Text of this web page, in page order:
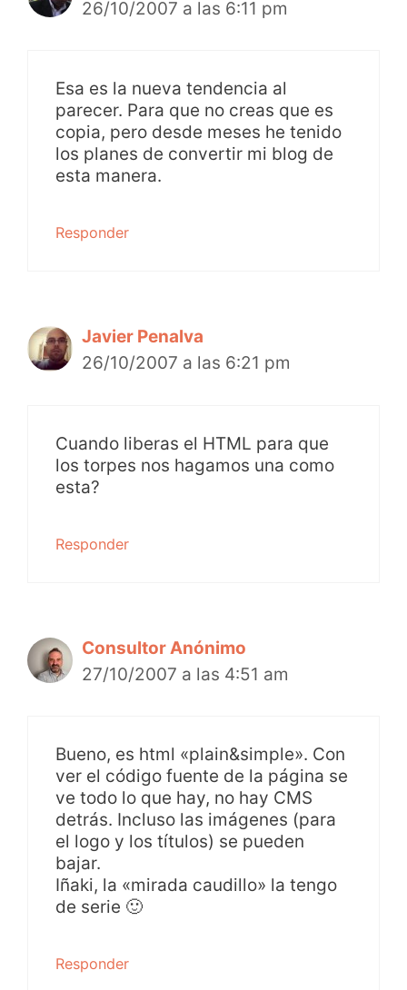
26/10/2007 a las 6:11 pm
Esa es la nueva tendencia al
parecer. Para que no creas que es
copia, pero desde meses he tenido
los planes de convertir mi blog de
esta manera.
Responder
Javier Penalva
26/10/2007 a las 6:21 pm
Cuando liberas el HTML para que
los torpes nos hagamos una como
esta?
Responder
Consultor Anónimo
27/10/2007 a las 4:51 am
Bueno, es html «plain&simple». Con
ver el código fuente de la página se
ve todo lo que hay, no hay CMS
detrás. Incluso las imágenes (para
el logo y los títulos) se pueden
bajar.
Iñaki, la «mirada caudillo» la tengo
de serie 🙂
Responder